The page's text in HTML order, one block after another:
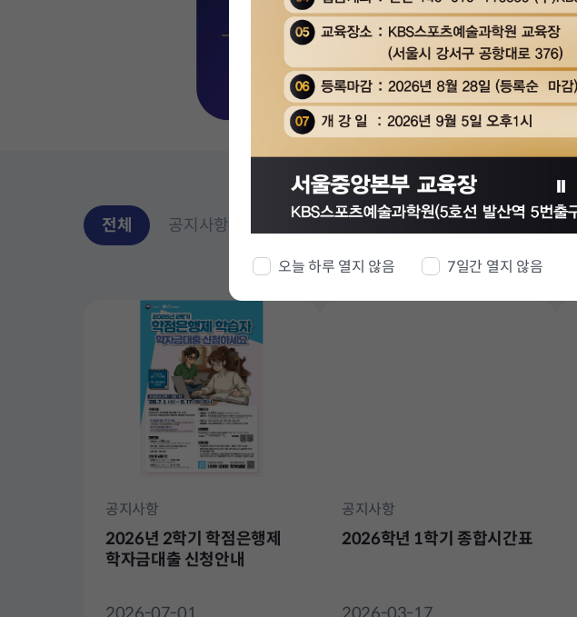
전체 공지사항 자료실
공지사항
2026년 2학기 학점은행제
학자금대출 신청안내
공지사항
2026학년 1학기 종합시간표
일
시
정
오늘 하루 열지 않음 7일간 열지 않음